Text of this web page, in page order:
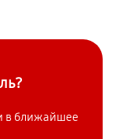
в ближайшее